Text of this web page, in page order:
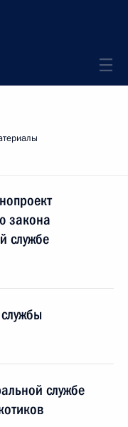
закона
службе
службе